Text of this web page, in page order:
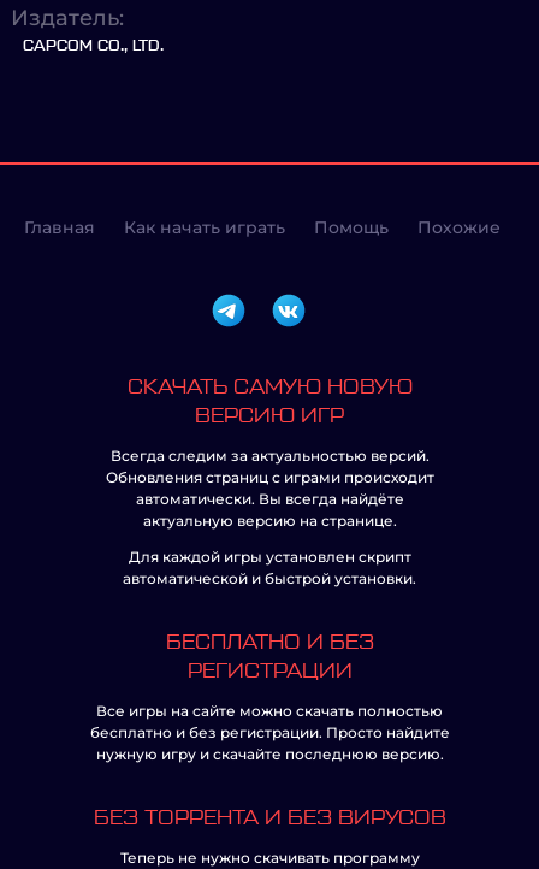
Издатель:
CAPCOM CO., LTD.
Главная Как начать играть Помощь Похожие
СКАЧАТЬ САМУЮ НОВУЮ
ВЕРСИЮ ИГР
Всегда следим за актуальностью версий.
Обновления страниц с играми происходит
автоматически. Вы всегда найдёте
актуальную версию на странице.
Для каждой игры установлен скрипт
автоматической и быстрой установки.
БЕСПЛАТНО И БЕЗ
РЕГИСТРАЦИИ
Все игры на сайте можно скачать полностью
бесплатно и без регистрации. Просто найдите
нужную игру и скачайте последнюю версию.
БЕЗ ТОРРЕНТА И БЕЗ ВИРУСОВ
Теперь не нужно скачивать программу